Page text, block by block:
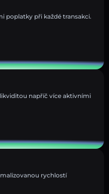
poplatky při každé transakci.
napříč více aktivními
rychlostí